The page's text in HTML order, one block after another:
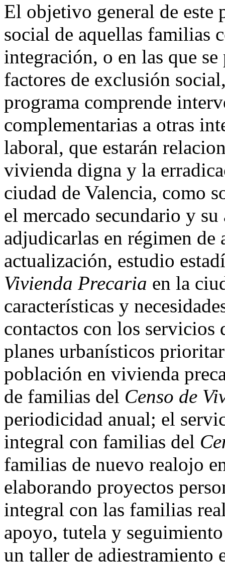
El objetivo general de este
social de aquellas familias
integración, o en las que
factores de exclusión
programa comprende
complementarias a otras
laboral, que estarán
vivienda digna y la
ciudad de Valencia, como
el mercado secundario y
adjudicarlas en régimen
actualización, estudio
Vivienda Precaria en la
características y
contactos con los servicios
planes urbanísticos
población en vivienda
de familias del Censo de
periodicidad anual; el
integral con familias del
familias de nuevo realojo
elaborando proyectos
integral con las familias
apoyo, tutela y
un taller de adiestramiento